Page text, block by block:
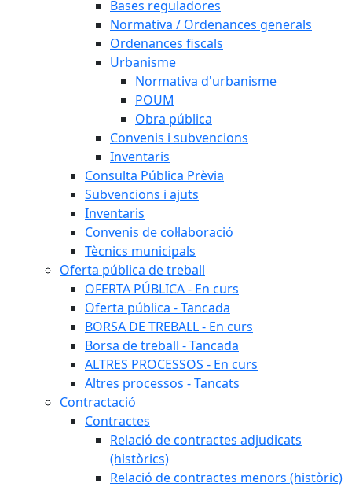
Bases reguladores
Normativa / Ordenances generals
Ordenances fiscals
Urbanisme
Normativa d'urbanisme
POUM
Obra pública
Convenis i subvencions
Inventaris
Consulta Pública Prèvia
Subvencions i ajuts
Inventaris
Convenis de col·laboració
Tècnics municipals
Oferta pública de treball
OFERTA PÚBLICA - En curs
Oferta pública - Tancada
BORSA DE TREBALL - En curs
Borsa de treball - Tancada
ALTRES PROCESSOS - En curs
Altres processos - Tancats
Contractació
Contractes
Relació de contractes adjudicats
(històrics)
Relació de contractes menors (històric)